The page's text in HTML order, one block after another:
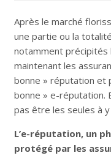
Après le marché
une partie ou la
notamment précipités
maintenant les
bonne » réputation et
bonne » e-réputation.
pas être les seules à
L’e-réputation, un
protégé par les